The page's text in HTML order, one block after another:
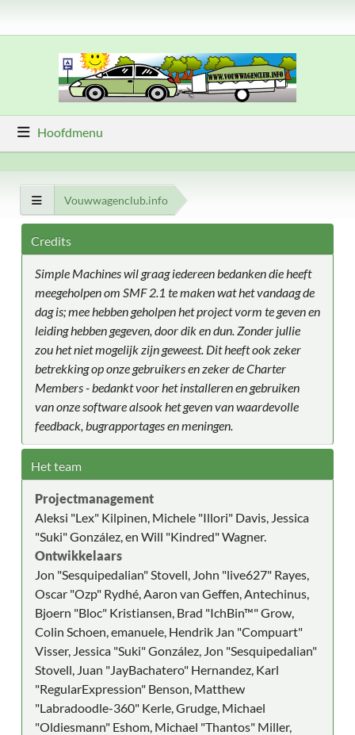
Hoofdmenu
Vouwwagenclub.info
Credits
Simple Machines wil graag iedereen bedanken die heeft
meegeholpen om SMF 2.1 te maken wat het vandaag de
dag is; mee hebben geholpen het project vorm te geven en
leiding hebben gegeven, door dik en dun. Zonder jullie
zou het niet mogelijk zijn geweest. Dit heeft ook zeker
betrekking op onze gebruikers en zeker de Charter
Members - bedankt voor het installeren en gebruiken
van onze software alsook het geven van waardevolle
feedback, bugrapportages en meningen.
Het team
Projectmanagement
Aleksi "Lex" Kilpinen, Michele "Illori" Davis, Jessica
"Suki" González, en Will "Kindred" Wagner.
Ontwikkelaars
Jon "Sesquipedalian" Stovell, John "live627" Rayes,
Oscar "Ozp" Rydhé, Aaron van Geffen, Antechinus,
Bjoern "Bloc" Kristiansen, Brad "IchBin™" Grow,
Colin Schoen, emanuele, Hendrik Jan "Compuart"
Visser, Jessica "Suki" González, Jon "Sesquipedalian"
Stovell, Juan "JayBachatero" Hernandez, Karl
"RegularExpression" Benson, Matthew
"Labradoodle-360" Kerle, Grudge, Michael
"Oldiesmann" Eshom, Michael "Thantos" Miller,